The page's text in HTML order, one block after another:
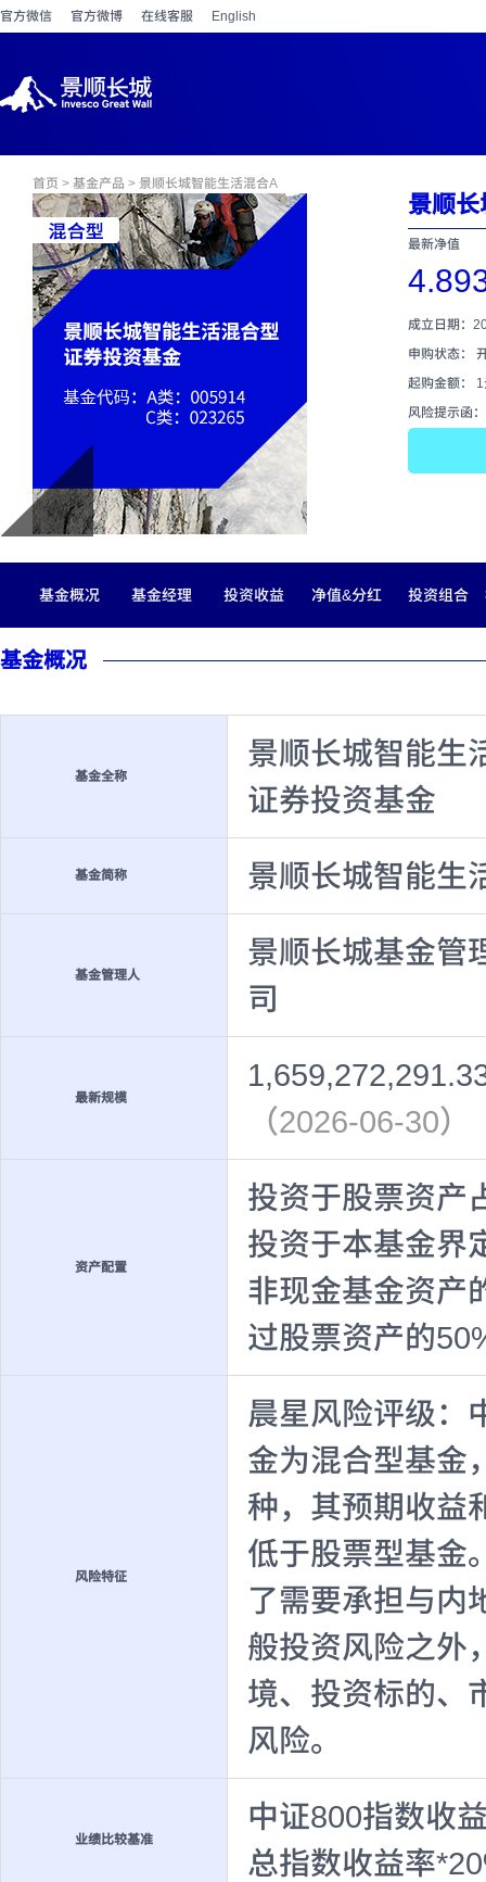
官方微信 官方微博 在线客服 English
首页 > 基金产品 > 景顺长城智能生活混合A
景顺长
最新净值
成立日期：
申购状态：
起购金额：
风险提示函：
基金概况 基金经理 投资收益 净值&分红 投资组合
基金概况
基金全称
景顺长城智能生
证券投资基金
基金简称 景顺长城智能生
基金管理人
景顺长城基金管
司
最新规模
（2026-06-30）
资产配置
投资于股票资产
投资于本基金界
非现金基金资产
过股票资产的
风险特征
晨星风险评级：
金为混合型基金
种，其预期收益
低于股票型基金
了需要承担与内
般投资风险之外
境、投资标的、
风险。
业绩比较基准
中证800指数收
总指数收益率